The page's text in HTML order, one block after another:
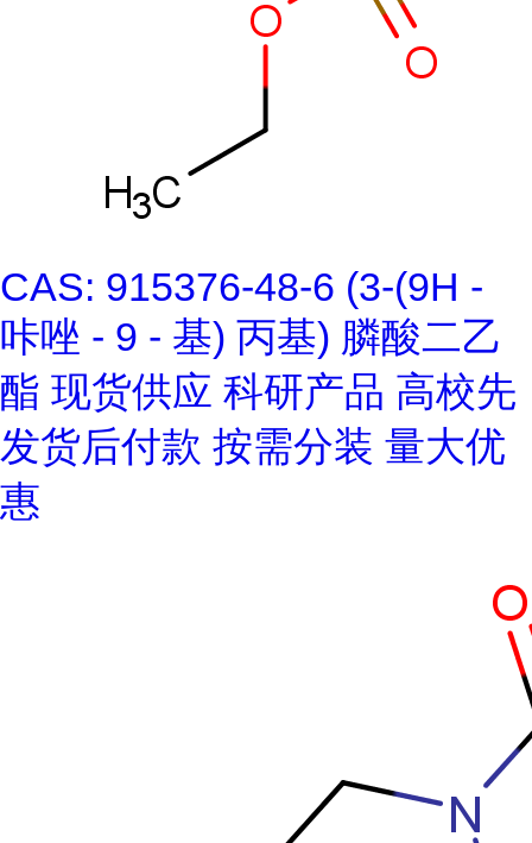
CAS: 915376-48-6 (3-(9H -
咔唑 - 9 - 基) 丙基) 膦酸二乙
酯 现货供应 科研产品 高校先
发货后付款 按需分装 量大优
惠